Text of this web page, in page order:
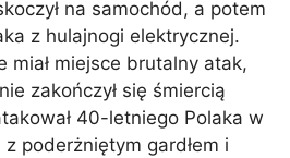
na samochód, a potem
z hulajnogi elektrycznej.
miał miejsce brutalny atak,
zakończył się śmiercią
40-letniego Polaka w
poderżniętym gardłem i